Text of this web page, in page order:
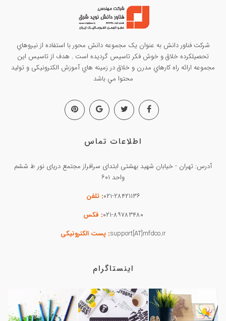
شرکت فناور دانش به عنوان يک مجموعه دانش محور با استفاده از نيروهاي
تحصيلکرده خلاق و خوش فکر تاسيس گرديده است . هدف از تاسيس این
مجموعه ارائه راه کارهاي مدرن و خلاق در زمينه هاي آموزش الکترونیکی و تولید
محتوا مي باشد
اطلاعات تماس
آدرس: تهران - خیابان شهید بهشتی ابتدای سرافراز مجتمع دریای نور ط ششم
واحد ۶۰۱
۰۲۱-۲۸۴۲۱۱۳۶: تلفن
۰۲۱-۸۹۷۸۳۴۸۰: فکس
support[AT]mfdco.ir: پست الکترونیکی
اینستاگرام